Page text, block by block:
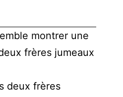
montrer une
frères jumeaux
deux frères